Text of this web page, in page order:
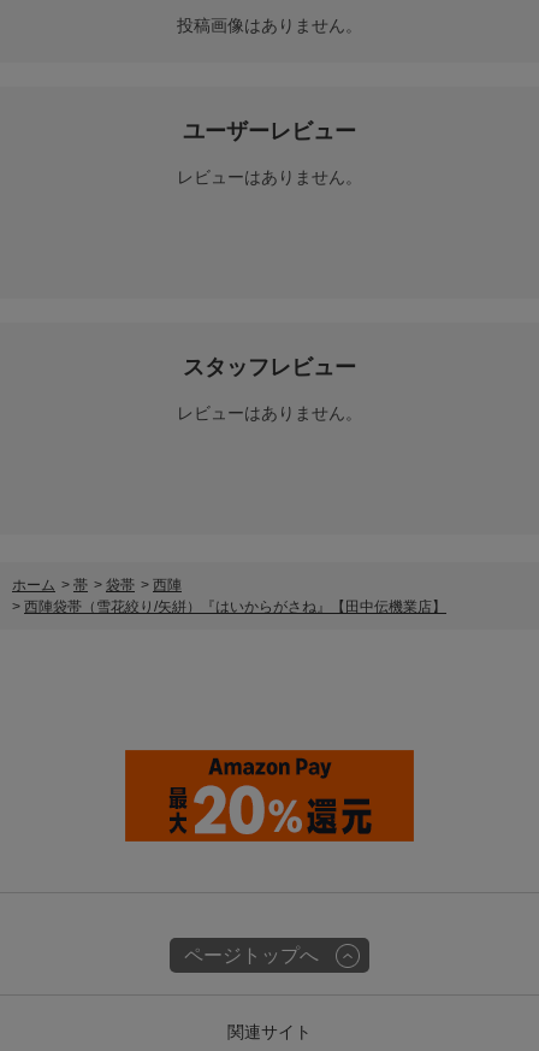
投稿画像はありません。
ユーザーレビュー
レビューはありません。
スタッフレビュー
レビューはありません。
ホーム > 帯 > 袋帯 > 西陣
> 西陣袋帯（雪花絞り/矢絣）『はいからがさね』【田中伝機業店】
ページトップへ
関連サイト